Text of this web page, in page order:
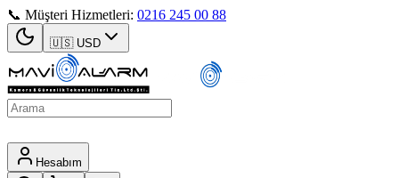
📞 Müşteri Hizmetleri: 0216 245 00 88
🇺🇸 USD
Hesabım